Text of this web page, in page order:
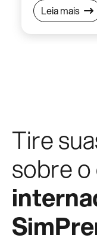
Leia mais
Tire
sobre o